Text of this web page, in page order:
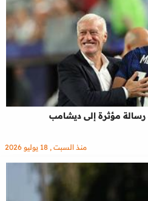
مؤثرة إلى ديشامب
منذ السبت , 18 يوليو 2026